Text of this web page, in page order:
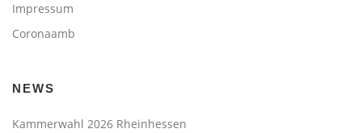
Impressum
Coronaamb
NEWS
Kammerwahl 2026 Rheinhessen